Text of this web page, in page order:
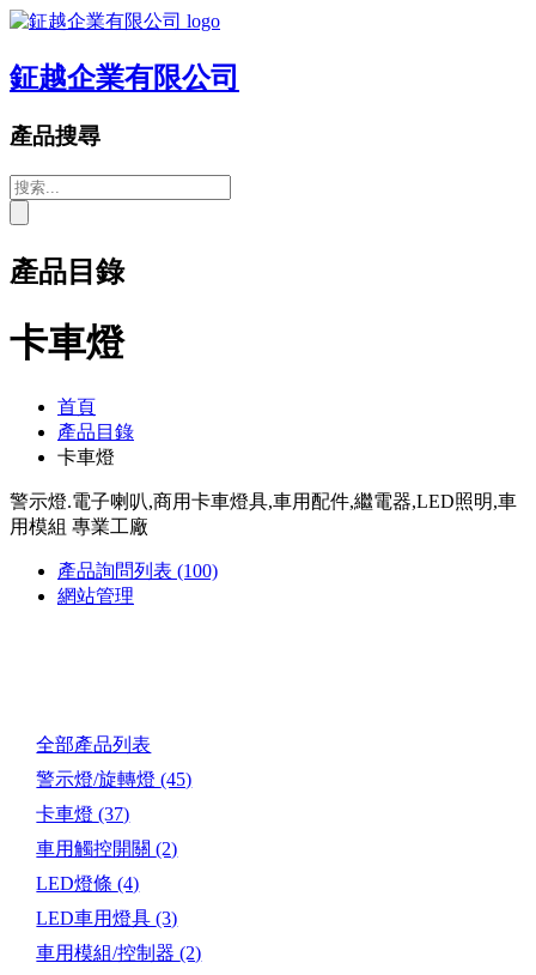
鉦越企業有限公司
產品搜尋
產品目錄
卡車燈
首頁
產品目錄
卡車燈
警示燈.電子喇叭,商用卡車燈具,車用配件,繼電器,LED照明,車
用模組 專業工廠
產品詢問列表 (100)
網站管理
全部產品列表
警示燈/旋轉燈(45)
卡車燈(37)
車用觸控開關(2)
LED燈條(4)
LED車用燈具(3)
車用模組/控制器(2)